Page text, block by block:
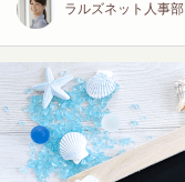
ラルズネット人事部